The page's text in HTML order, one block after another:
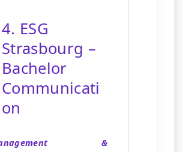
4. ESG
Strasbourg –
Bachelor
Communicati
on
&